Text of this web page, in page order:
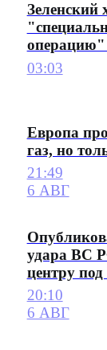
Зеленский
операцию"
03:03
Европа
газ, но
21:49
6 АВГ
удара ВС
центру
20:10
6 АВГ